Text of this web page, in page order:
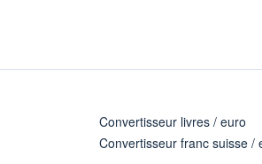
Convertisseur livres / euro
Convertisseur franc suisse /